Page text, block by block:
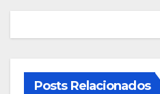
Posts Relacionados